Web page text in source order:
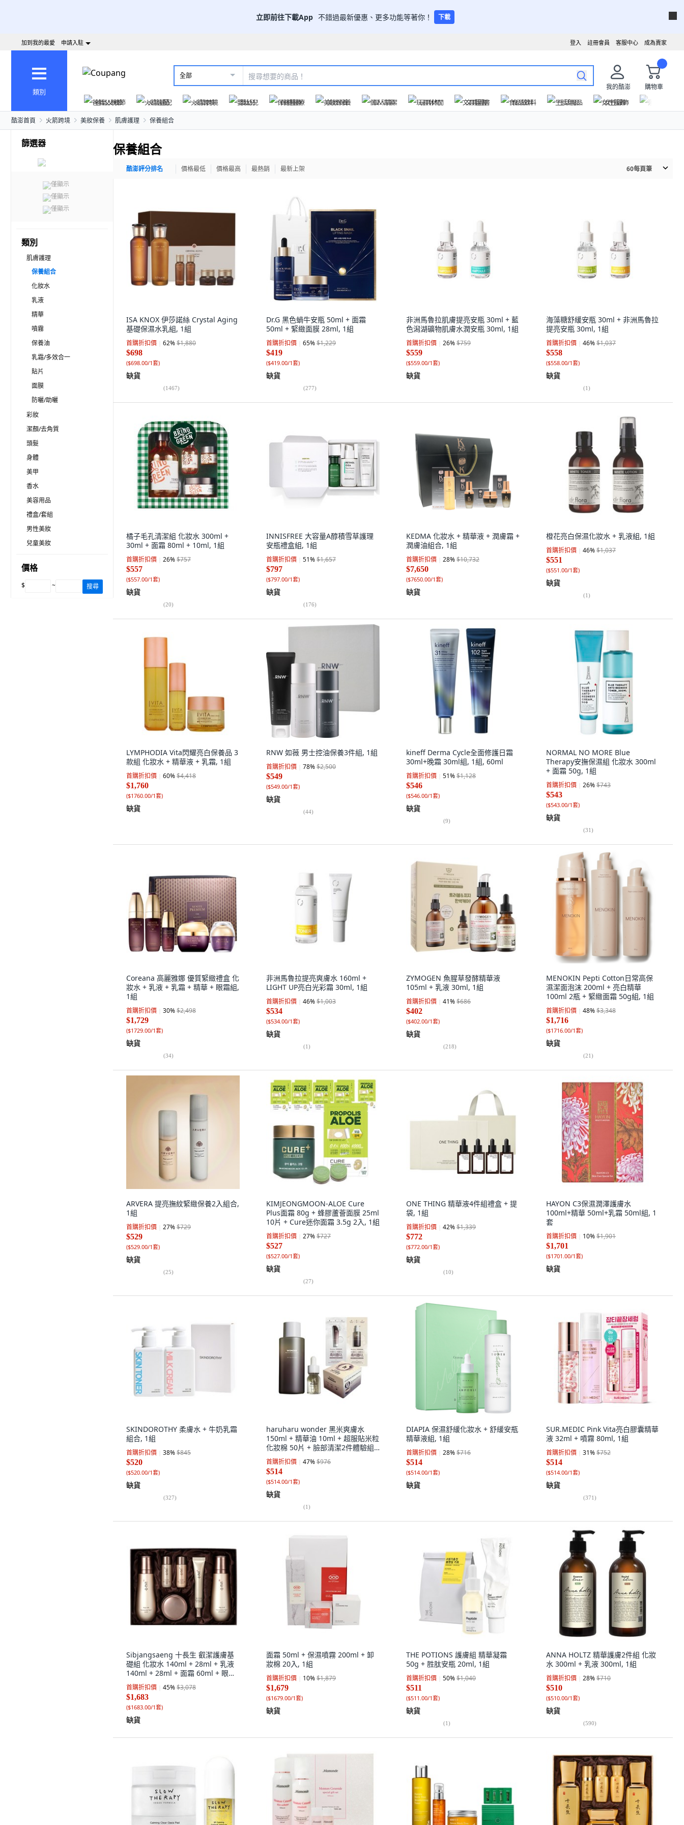
立即前往下載App 不錯過最新優惠、更多功能等著你！ 下載
成為賣家
客服中心
註冊會員
登入
加到我的最愛 申請入駐
類別
全部
我的酷澎
購物車
爸氣父親節
火箭速配 火箭跨境 嬰幼兒 保健醫療 美妝保養 個人清潔 玩具休閒 文具圖書 食品飲料 生活用品 女性服飾
酷澎首頁 火箭跨境 美妝保養 肌膚護理 保養組合
篩選器
僅顯示
僅顯示
僅顯示
類別
肌膚護理
保養組合
化妝水
乳液
精華
噴霧
保養油
乳霜/多效合一
貼片
面膜
防曬/助曬
彩妝
潔顏/去角質
頭髮
身體
美甲
香水
美容用品
禮盒/套組
男性美妝
兒童美妝
價格
$ ~ 搜尋
保養組合
酷澎評分排名 價格最低 價格最高 最熱銷 最新上架 60每頁筆
ISA KNOX 伊莎諾絲 Crystal Aging
基礎保濕水乳組, 1組
首購折扣價 62%$1,880
$698
($698.00/1套)
缺貨
(1467)
Dr.G 黑色蝸牛安瓶 50ml + 面霜
50ml + 緊緻面膜 28ml, 1組
首購折扣價 65%$1,229
$419
($419.00/1套)
缺貨
(277)
非洲馬魯拉肌膚提亮安瓶 30ml + 藍
色潟湖礦物肌膚水潤安瓶 30ml, 1組
首購折扣價 26%$759
$559
($559.00/1套)
缺貨
海藻糖舒緩安瓶 30ml + 非洲馬魯拉
提亮安瓶 30ml, 1組
首購折扣價 46%$1,037
$558
($558.00/1套)
缺貨
(1)
橘子毛孔清潔組 化妝水 300ml +
30ml + 面霜 80ml + 10ml, 1組
首購折扣價 26%$757
$557
($557.00/1套)
缺貨
(20)
INNISFREE 大容量A醇積雪草護理
安瓶禮盒組, 1組
首購折扣價 51%$1,657
$797
($797.00/1套)
缺貨
(176)
KEDMA 化妝水 + 精華液 + 潤膚霜 +
潤膚油組合, 1組
首購折扣價 28%$10,732
$7,650
($7650.00/1套)
缺貨
橙花亮白保濕化妝水 + 乳液組, 1組
首購折扣價 46%$1,037
$551
($551.00/1套)
缺貨
(1)
LYMPHODIA Vita閃耀亮白保養品 3
款組 化妝水 + 精華液 + 乳霜, 1組
首購折扣價 60%$4,418
$1,760
($1760.00/1套)
缺貨
RNW 如薇 男士控油保養3件組, 1組
首購折扣價 78%$2,500
$549
($549.00/1套)
缺貨
(44)
kineff Derma Cycle全面修護日霜
30ml+晚霜 30ml組, 1組, 60ml
首購折扣價 51%$1,128
$546
($546.00/1套)
缺貨
(9)
NORMAL NO MORE Blue
Therapy安撫保濕組 化妝水 300ml
+ 面霜 50g, 1組
首購折扣價 26%$743
$543
($543.00/1套)
缺貨
(31)
Coreana 高麗雅娜 優質緊緻禮盒 化
妝水 + 乳液 + 乳霜 + 精華 + 眼霜組,
1組
首購折扣價 30%$2,498
$1,729
($1729.00/1套)
缺貨
(34)
非洲馬魯拉提亮爽膚水 160ml +
LIGHT UP亮白光彩霜 30ml, 1組
首購折扣價 46%$1,003
$534
($534.00/1套)
缺貨
(1)
ZYMOGEN 魚腥草發酵精華液
105ml + 乳液 30ml, 1組
首購折扣價 41%$686
$402
($402.00/1套)
缺貨
(218)
MENOKIN Pepti Cotton日常高保
濕潔面泡沫 200ml + 亮白精華
100ml 2瓶 + 緊緻面霜 50g組, 1組
首購折扣價 48%$3,348
$1,716
($1716.00/1套)
缺貨
(21)
ARVERA 提亮撫紋緊緻保養2入組合,
1組
首購折扣價 27%$729
$529
($529.00/1套)
缺貨
(25)
KIMJEONGMOON-ALOE Cure
Plus面霜 80g + 蜂膠蘆薈面膜 25ml
10片 + Cure迷你面霜 3.5g 2入, 1組
首購折扣價 27%$727
$527
($527.00/1套)
缺貨
(27)
ONE THING 精華液4件組禮盒 + 提
袋, 1組
首購折扣價 42%$1,339
$772
($772.00/1套)
缺貨
(10)
HAYON C3保濕潤澤護膚水
100ml+精華 50ml+乳霜 50ml組, 1
套
首購折扣價 10%$1,901
$1,701
($1701.00/1套)
缺貨
SKINDOROTHY 柔膚水 + 牛奶乳霜
組合, 1組
首購折扣價 38%$845
$520
($520.00/1套)
缺貨
(327)
haruharu wonder 黑米爽膚水
150ml + 精華油 10ml + 超服貼米粒
化妝棉 50片 + 臉部清潔2件體驗組,
1組
首購折扣價 47%$976
$514
($514.00/1套)
缺貨
(1)
DIAPIA 保濕舒緩化妝水 + 舒緩安瓶
精華液組, 1組
首購折扣價 28%$716
$514
($514.00/1套)
缺貨
SUR.MEDIC Pink Vita亮白膠囊精華
液 32ml + 噴霧 80ml, 1組
首購折扣價 31%$752
$514
($514.00/1套)
缺貨
(371)
Sibjangsaeng 十長生 叡潔護膚基
礎組 化妝水 140ml + 28ml + 乳液
140ml + 28ml + 面霜 60ml + 眼霜
30ml, 1組
首購折扣價 45%$3,078
$1,683
($1683.00/1套)
缺貨
面霜 50ml + 保濕噴霧 200ml + 卸
妝棉 20入, 1組
首購折扣價 10%$1,879
$1,679
($1679.00/1套)
缺貨
THE POTIONS 護膚組 精華凝霜
50g + 胜肽安瓶 20ml, 1組
首購折扣價 50%$1,040
$511
($511.00/1套)
缺貨
(1)
ANNA HOLTZ 精華護膚2件組 化妝
水 300ml + 乳液 300ml, 1組
首購折扣價 28%$710
$510
($510.00/1套)
缺貨
(590)